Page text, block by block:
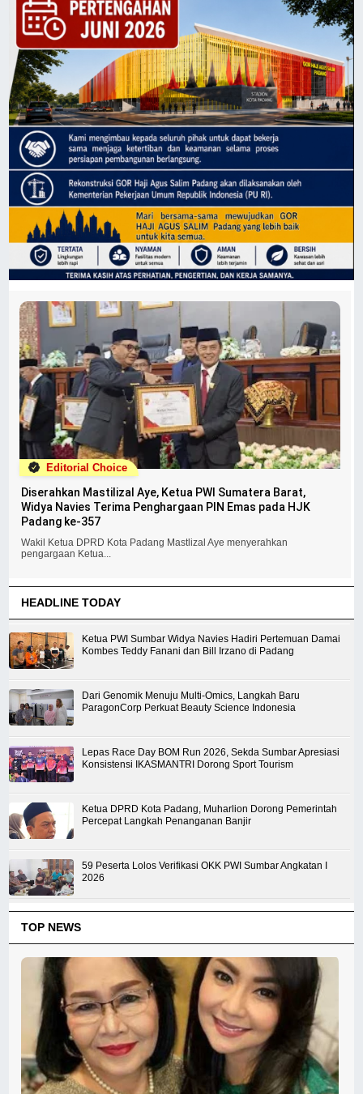
Editorial Choice
Diserahkan Mastilizal Aye, Ketua PWI Sumatera Barat,
Widya Navies Terima Penghargaan PIN Emas pada HJK
Padang ke-357
Wakil Ketua DPRD Kota Padang Mastlizal Aye menyerahkan
pengargaan Ketua...
HEADLINE TODAY
Ketua PWI Sumbar Widya Navies Hadiri Pertemuan Damai
Kombes Teddy Fanani dan Bill Irzano di Padang
Dari Genomik Menuju Multi-Omics, Langkah Baru
ParagonCorp Perkuat Beauty Science Indonesia
Lepas Race Day BOM Run 2026, Sekda Sumbar Apresiasi
Konsistensi IKASMANTRI Dorong Sport Tourism
Ketua DPRD Kota Padang, Muharlion Dorong Pemerintah
Percepat Langkah Penanganan Banjir
59 Peserta Lolos Verifikasi OKK PWI Sumbar Angkatan I
2026
TOP NEWS